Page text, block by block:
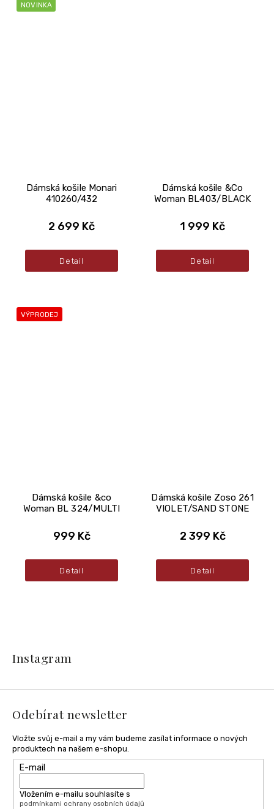
NOVINKA
Dámská košile Monari
410260/432
2 699 Kč
Detail
Dámská košile &Co
Woman BL403/BLACK
1 999 Kč
Detail
VÝPRODEJ
Dámská košile &co
Woman BL 324/MULTI
999 Kč
Detail
Dámská košile Zoso 261
VIOLET/SAND STONE
2 399 Kč
Detail
t
Instagram
Odebírat newsletter
Vložte svůj e-mail a my vám budeme zasílat informace o nových
produktech na našem e-shopu.
E-mail
Vložením e-mailu souhlasíte s
podmínkami ochrany osobních údajů